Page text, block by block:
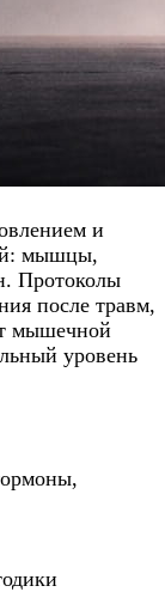
и
мышцы,
Протоколы
после травм,
мышечной
уровень